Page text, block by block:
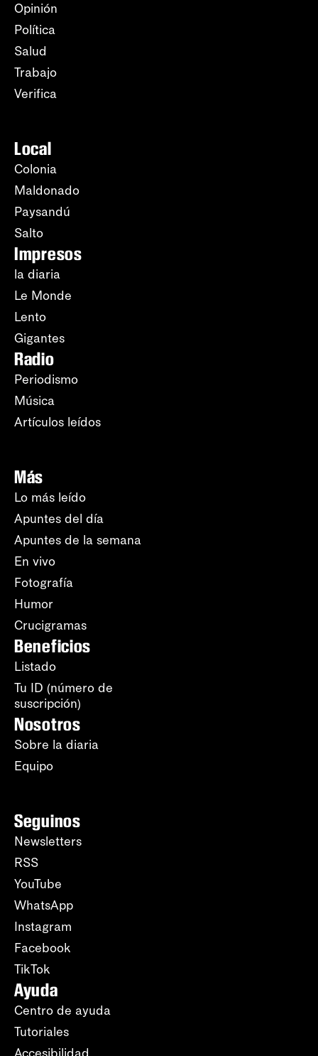
Opinión
Política
Salud
Trabajo
Verifica
Local
Colonia
Maldonado
Paysandú
Salto
Impresos
la diaria
Le Monde
Lento
Gigantes
Radio
Periodismo
Música
Artículos leídos
Más
Lo más leído
Apuntes del día
Apuntes de la semana
En vivo
Fotografía
Humor
Crucigramas
Beneficios
Listado
Tu ID (número de
suscripción)
Nosotros
Sobre la diaria
Equipo
Seguinos
Newsletters
RSS
YouTube
WhatsApp
Instagram
Facebook
TikTok
Ayuda
Centro de ayuda
Tutoriales